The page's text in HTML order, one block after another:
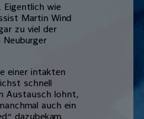
Eigentlich wie
Martin Wind
zu viel der
Neuburger
einer intakten
schnell
Austausch lohnt,
auch ein
dazubekam,